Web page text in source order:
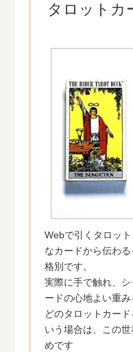
タロットカ
Webで引くタロッ
なカードから伝わ
格別です。
実際に手で触れ、
ードの心地よい重み
どのタロットカー
いう場合は、この
めです